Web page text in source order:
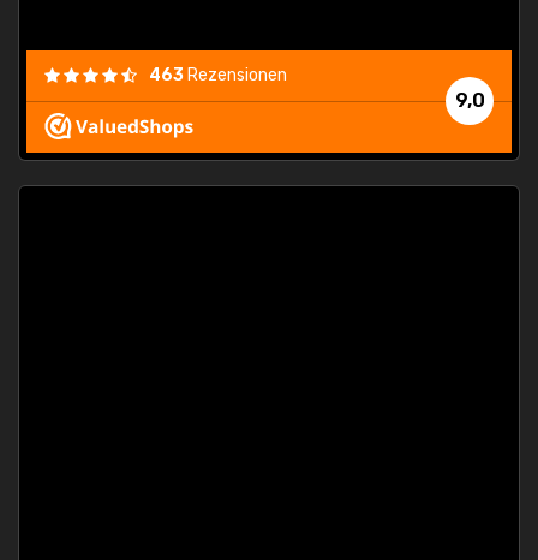
9,0
463 Rezensionen